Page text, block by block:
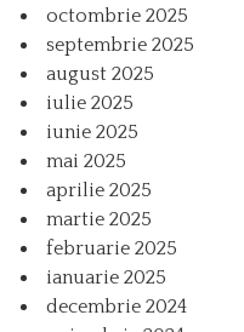
octombrie 2025
septembrie 2025
august 2025
iulie 2025
iunie 2025
mai 2025
aprilie 2025
martie 2025
februarie 2025
ianuarie 2025
decembrie 2024